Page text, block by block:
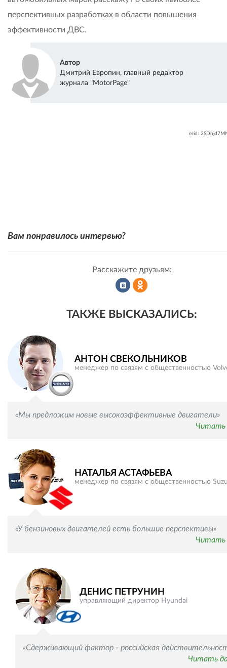
перспективных разработках в области повышения
эффективности ДВС.
Автор
Дмитрий Европин, главный редактор
журнала "MotorPage"
erid:
Вам понравилось интервью?
Расскажите друзьям:
ТАКЖЕ ВЫСКАЗАЛИСЬ:
АНТОН СВЕКОЛЬНИКОВ
менеджер по связям с общественностью
«Мы предложим новые высокоэффективные двигатели»
Читать
НАТАЛЬЯ АСТАФЬЕВА
менеджер по связям с общественностью
«У бензиновых двигателей есть большие перспективы»
Читать
ДЕНИС ПЕТРУНИН
управляющий директор Hyundai
«Сдерживающий фактор - российская
Читать